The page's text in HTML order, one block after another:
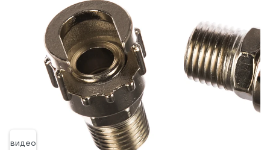
видео